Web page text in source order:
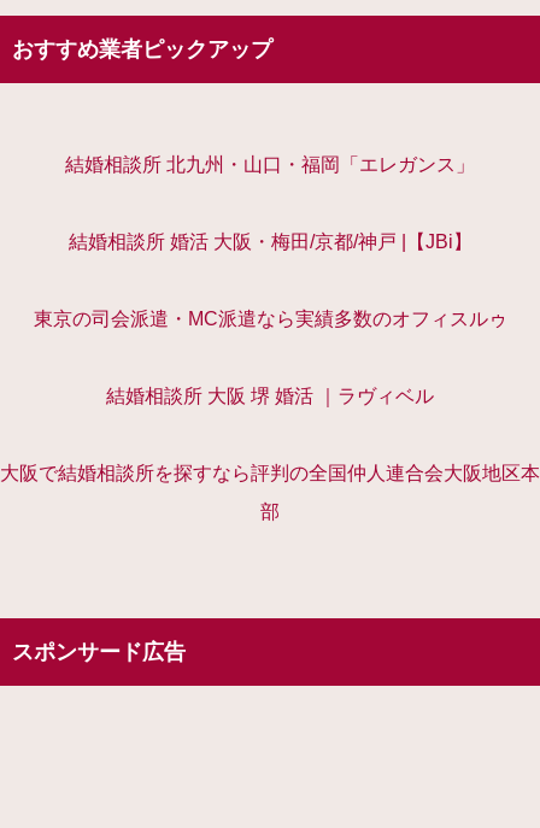
おすすめ業者ピックアップ
結婚相談所 北九州・山口・福岡「エレガンス」
結婚相談所 婚活 大阪・梅田/京都/神戸 |【JBi】
東京の司会派遣・MC派遣なら実績多数のオフィスルゥ
結婚相談所 大阪 堺 婚活 ｜ラヴィベル
大阪で結婚相談所を探すなら評判の全国仲人連合会大阪地区本
部
スポンサード広告